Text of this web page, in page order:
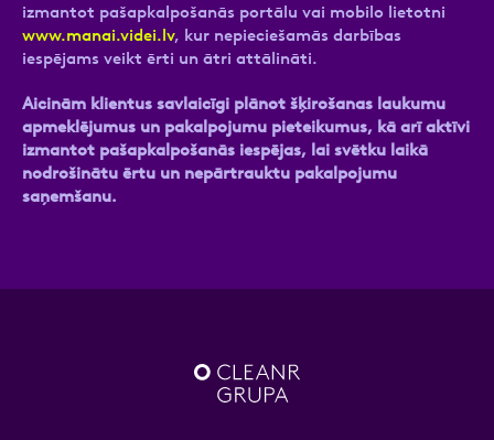
izmantot pašapkalpošanās portālu vai mobilo lietotni
www.manai.videi.lv, kur nepieciešamās darbības
iespējams veikt ērti un ātri attālināti.
Aicinām klientus savlaicīgi plānot šķirošanas laukumu
apmeklējumus un pakalpojumu pieteikumus, kā arī aktīvi
izmantot pašapkalpošanās iespējas, lai svētku laikā
nodrošinātu ērtu un nepārtrauktu pakalpojumu
saņemšanu.